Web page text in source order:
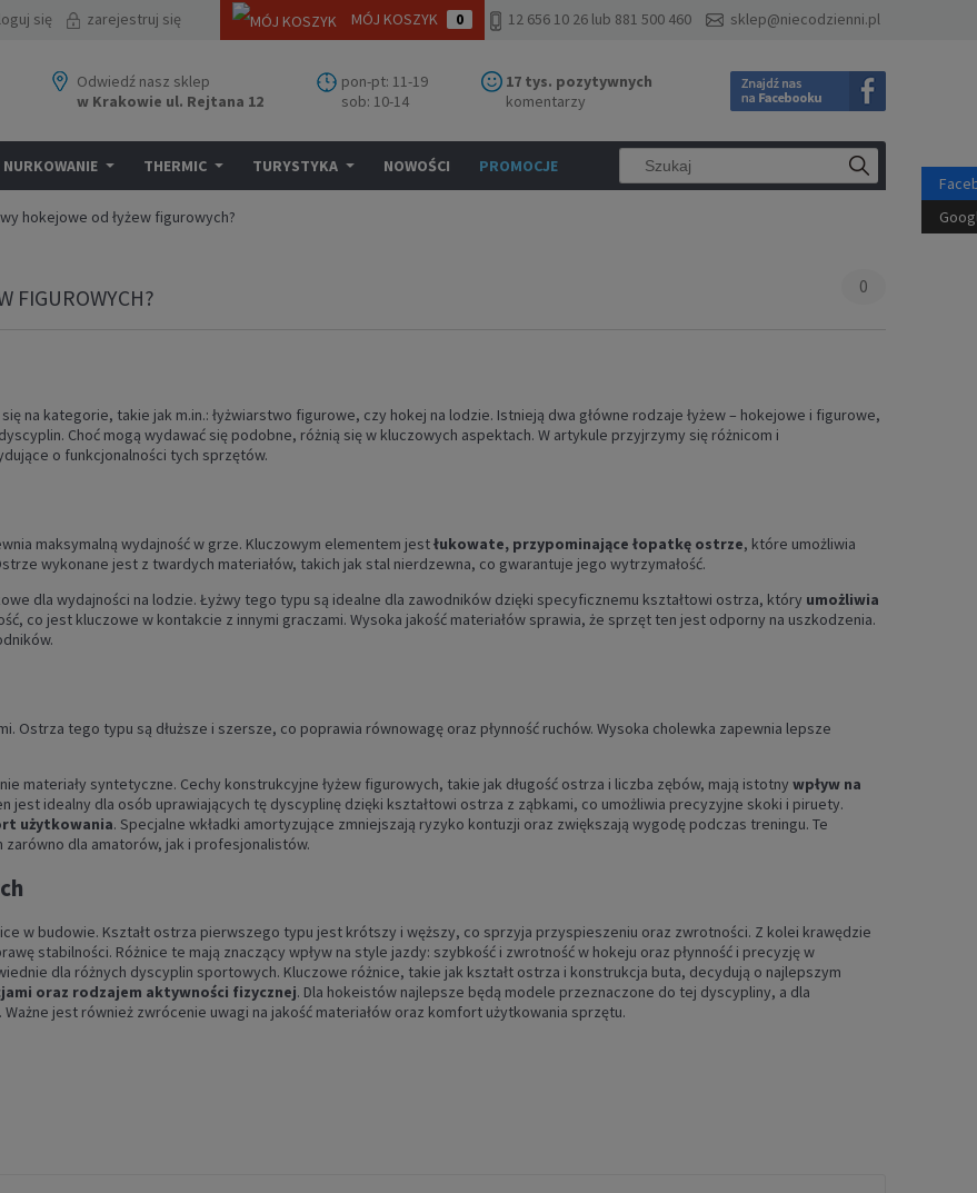
12 656 10 26 lub 881 500 460 sklep@niecodzienni.pl
MÓJ KOSZYK 0
się zarejestruj się
Odwiedź nasz sklep
w Krakowie ul. Rejtana 12
pon-pt: 11-19
sob: 10-14
17 tys. pozytywnych
komentarzy
THERMIC TURYSTYKA NOWOŚCI PROMOCJE
hokejowe od łyżew figurowych?
FIGUROWYCH? 0
na kategorie, takie jak m.in.: łyżwiarstwo figurowe, czy hokej na lodzie. Istnieją dwa główne rodzaje łyżew – hokejowe i figurowe,
Choć mogą wydawać się podobne, różnią się w kluczowych aspektach. W artykule przyjrzymy się różnicom i
o funkcjonalności tych sprzętów.
maksymalną wydajność w grze. Kluczowym elementem jestłukowate, przypominające łopatkę ostrze, które umożliwia
wykonane jest z twardych materiałów, takich jak stal nierdzewna, co gwarantuje jego wytrzymałość.
dla wydajności na lodzie. Łyżwy tego typu są idealne dla zawodników dzięki specyficznemu kształtowi ostrza, który umożliwia
co jest kluczowe w kontakcie z innymi graczami. Wysoka jakość materiałów sprawia, że sprzęt ten jest odporny na uszkodzenia.
Ostrza tego typu są dłuższe i szersze, co poprawia równowagę oraz płynność ruchów. Wysoka cholewka zapewnia lepsze
materiały syntetyczne. Cechy konstrukcyjne łyżew figurowych, takie jak długość ostrza i liczba zębów, mają istotny wpływ na
jest idealny dla osób uprawiających tę dyscyplinę dzięki kształtowi ostrza z ząbkami, co umożliwia precyzyjne skoki i piruety.
użytkowania. Specjalne wkładki amortyzujące zmniejszają ryzyko kontuzji oraz zwiększają wygodę podczas treningu. Te
dla amatorów, jak i profesjonalistów.
w budowie. Kształt ostrza pierwszego typu jest krótszy i węższy, co sprzyja przyspieszeniu oraz zwrotności. Z kolei krawędzie
stabilności. Różnice te mają znaczący wpływ na style jazdy: szybkość i zwrotność w hokeju oraz płynność i precyzję w
dla różnych dyscyplin sportowych. Kluczowe różnice, takie jak kształt ostrza i konstrukcja buta, decydują o najlepszym
oraz rodzajem aktywności fizycznej. Dla hokeistów najlepsze będą modele przeznaczone do tej dyscypliny, a dla
jest również zwrócenie uwagi na jakość materiałów oraz komfort użytkowania sprzętu.